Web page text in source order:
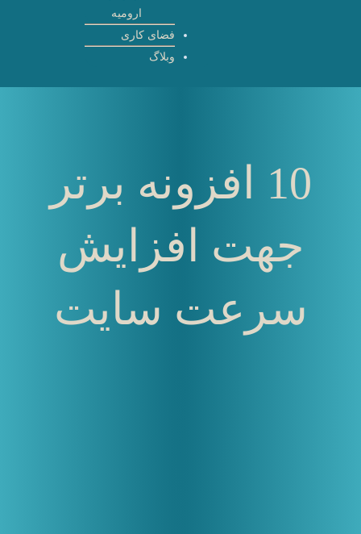
ارومیه
فضای کاری
وبلاگ
10 افزونه برتر
جهت افزایش
سرعت سایت